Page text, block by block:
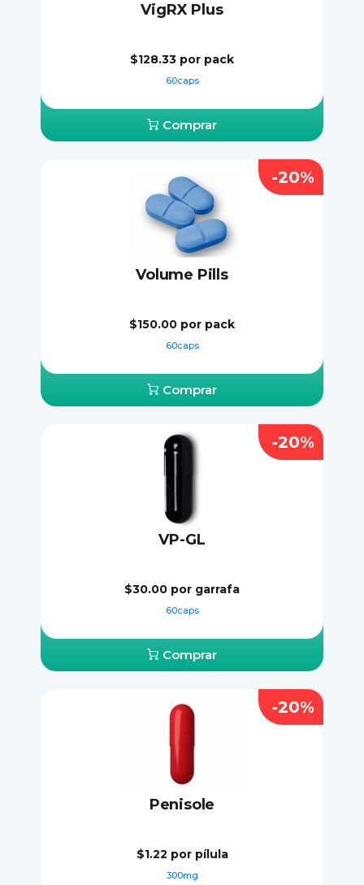
VigRX Plus
$128.33 por pack
60caps
Comprar
Volume Pills
$150.00 por pack
60caps
Comprar
-20%
VP-GL
$30.00 por garrafa
60caps
Comprar
-20%
Penisole
$1.22 por pílula
300mg
-20%